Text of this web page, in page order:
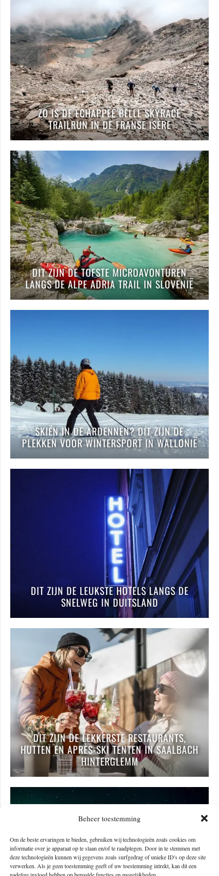
Beheer toestemming
Om de beste ervaringen te bieden, gebruiken wij technologieën zoals cookies om
informatie over je apparaat op te slaan en/of te raadplegen. Door in te stemmen met
deze technologieën kunnen wij gegevens zoals surfgedrag of unieke ID's op deze site
verwerken. Als je geen toestemming geeft of uw toestemming intrekt, kan dit een
ZO IS DE ECHAPPÉE BELLE SKYRACE
TRAILRUN IN DE FRANSE ISÈRE
DIT ZIJN DE TOFSTE MICROAVONTUREN
LANGS DE ALPE ADRIA TRAIL IN SLOVENIË
SKIËN IN DE ARDENNEN? DIT ZIJN DE
PLEKKEN VOOR WINTERSPORT IN WALLONIË
DIT ZIJN DE LEUKSTE HOTELS LANGS DE
SNELWEG IN DUITSLAND
DIT ZIJN DE LEKKERSTE RESTAURANTS,
HUTTEN EN APRÈS-SKI TENTEN IN SAALBACH
HINTERGLEMM